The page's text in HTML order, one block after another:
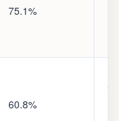
75.1%
60.8%